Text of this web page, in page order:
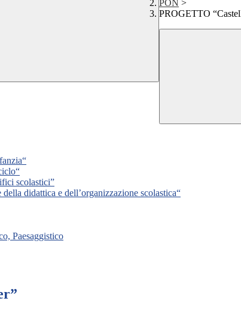
PON >
PROGETTO
scolastici”
didattica e dell’organizzazione scolastica“
Paesaggistico